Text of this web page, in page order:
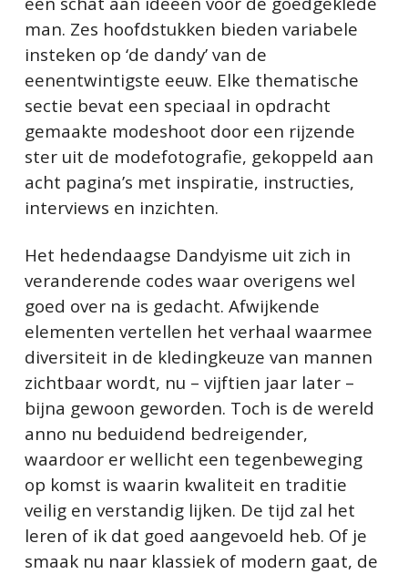
man. Zes hoofdstukken bieden variabele
insteken op ‘de dandy’ van de
eenentwintigste eeuw. Elke thematische
sectie bevat een speciaal in opdracht
gemaakte modeshoot door een rijzende
ster uit de modefotografie, gekoppeld aan
acht pagina’s met inspiratie, instructies,
interviews en inzichten.
Het hedendaagse Dandyisme uit zich in
veranderende codes waar overigens wel
goed over na is gedacht. Afwijkende
elementen vertellen het verhaal waarmee
diversiteit in de kledingkeuze van mannen
zichtbaar wordt, nu – vijftien jaar later –
bijna gewoon geworden. Toch is de wereld
anno nu beduidend bedreigender,
waardoor er wellicht een tegenbeweging
op komst is waarin kwaliteit en traditie
veilig en verstandig lijken. De tijd zal het
leren of ik dat goed aangevoeld heb. Of je
smaak nu naar klassiek of modern gaat, de